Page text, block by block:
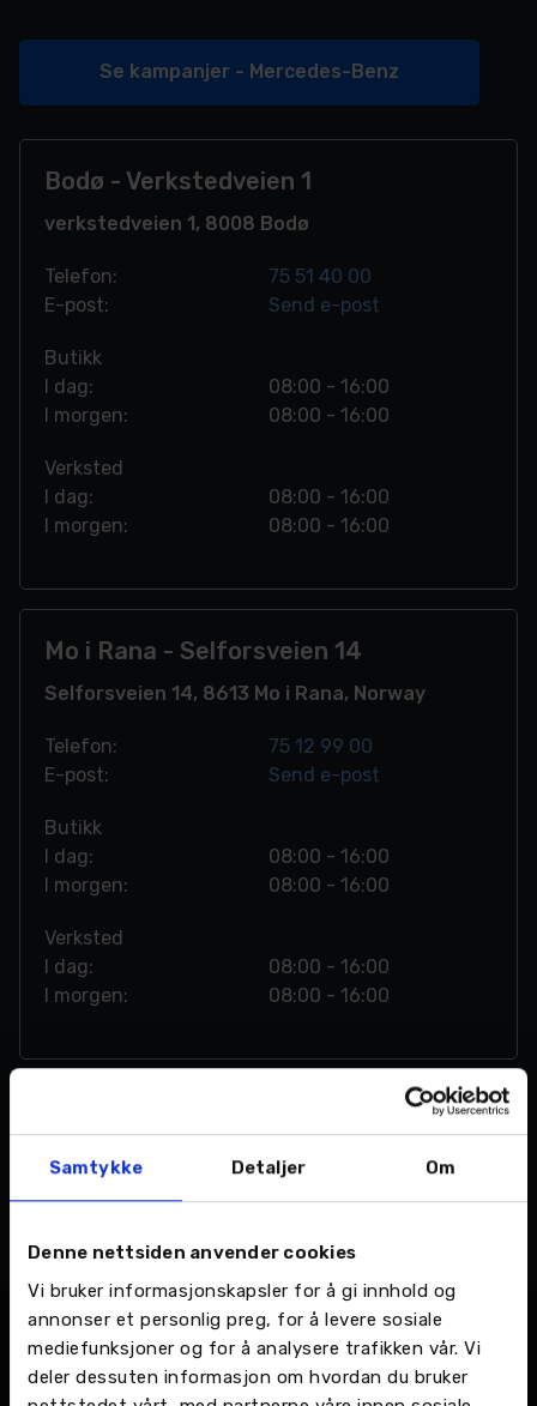
Samtykke Detaljer Om
Denne nettsiden anvender cookies
Vi bruker informasjonskapsler for å gi innhold og
annonser et personlig preg, for å levere sosiale
mediefunksjoner og for å analysere trafikken vår. Vi
deler dessuten informasjon om hvordan du bruker
Se kampanjer - Mercedes-Benz
Bodø - Verkstedveien 1
verkstedveien 1, 8008 Bodø
Telefon:
75 51 40 00
E-post:
Send e-post
Butikk
I dag:
08:00 - 16:00
I morgen:
08:00 - 16:00
Verksted
I dag:
08:00 - 16:00
I morgen:
08:00 - 16:00
Mo i Rana - Selforsveien 14
Selforsveien 14, 8613 Mo i Rana, Norway
Telefon:
75 12 99 00
E-post:
Send e-post
Butikk
I dag:
08:00 - 16:00
I morgen:
08:00 - 16:00
Verksted
I dag:
08:00 - 16:00
I morgen:
08:00 - 16:00
Andre kampanjer